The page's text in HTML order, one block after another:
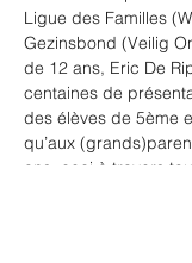
Ligue des Familles
Gezinsbond (Veilig
de 12 ans, Eric De
centaines de
des élèves de 5ème
qu’aux
ans, ceci à travers